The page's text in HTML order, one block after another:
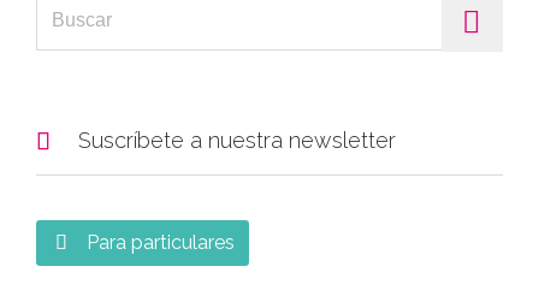
 Suscríbete a nuestra newsletter
 Para particulares